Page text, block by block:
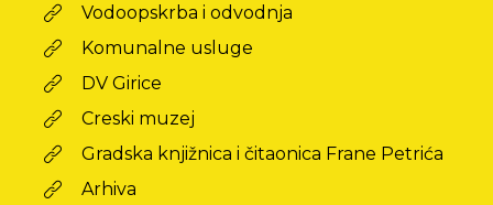
Vodoopskrba i odvodnja
Komunalne usluge
DV Girice
Creski muzej
Gradska knjižnica i čitaonica Frane Petrića
Arhiva